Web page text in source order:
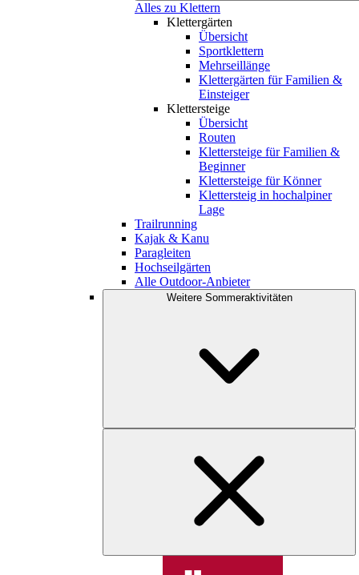
Alles zu Klettern
Klettergärten
Übersicht
Sportklettern
Mehrseillänge
Klettergärten für Familien &
Einsteiger
Klettersteige
Übersicht
Routen
Klettersteige für Familien &
Beginner
Klettersteige für Könner
Klettersteig in hochalpiner
Lage
Trailrunning
Kajak & Kanu
Paragleiten
Hochseilgärten
Alle Outdoor-Anbieter
Weitere Sommeraktivitäten